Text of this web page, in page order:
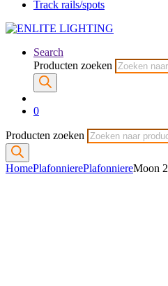
Track rails/spots
Search
Producten zoeken
0
Producten zoeken
HomePlafonnierePlafonniereMoon